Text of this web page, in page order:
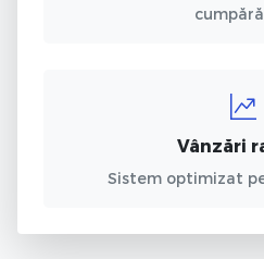
Vânzări
Sistem optimizat